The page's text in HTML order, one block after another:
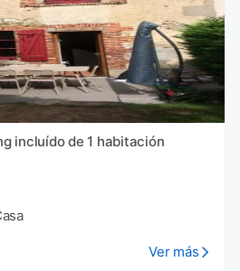
incluído de 1 habitación
Ver más